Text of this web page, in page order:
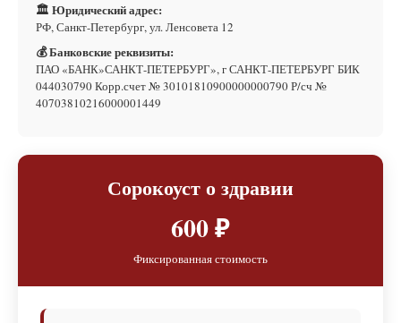
🏛 Юридический адрес:
РФ, Санкт-Петербург, ул. Ленсовета 12
💰 Банковские реквизиты:
ПАО «БАНК»САНКТ-ПЕТЕРБУРГ», г САНКТ-ПЕТЕРБУРГ БИК
044030790 Корр.счет № 30101810900000000790 Р/сч №
40703810216000001449
Сорокоуст о здравии
600 ₽
Фиксированная стоимость